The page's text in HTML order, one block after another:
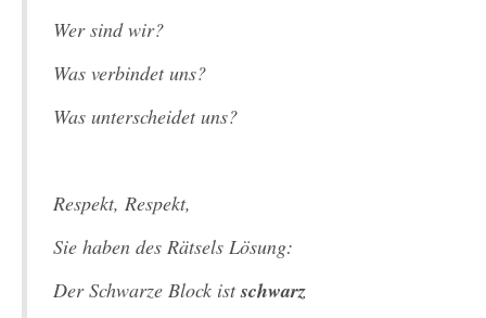
Wer sind wir?
Was verbindet uns?
Was unterscheidet uns?
Respekt, Respekt,
Sie haben des Rätsels Lösung:
Der Schwarze Block istschwarz